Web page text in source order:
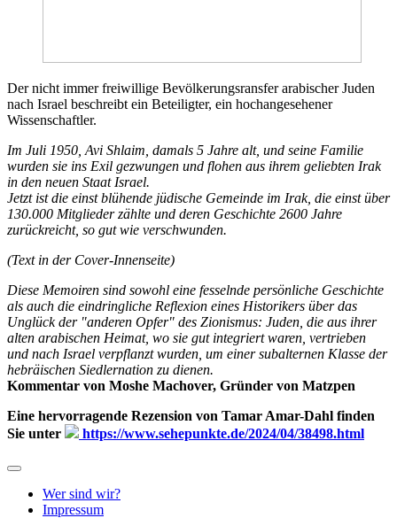
Der nicht immer freiwillige Bevölkerungsransfer arabischer Juden
nach Israel beschreibt ein Beteiligter, ein hochangesehener
Wissenschaftler.
Im Juli 1950, Avi Shlaim, damals 5 Jahre alt, und seine Familie
wurden sie ins Exil gezwungen und flohen aus ihrem geliebten Irak
in den neuen Staat Israel.
Jetzt ist die einst blühende jüdische Gemeinde im Irak, die einst über
130.000 Mitglieder zählte und deren Geschichte 2600 Jahre
zurückreicht, so gut wie verschwunden.
(Text in der Cover-Innenseite)
Diese Memoiren sind sowohl eine fesselnde persönliche Geschichte
als auch die eindringliche Reflexion eines Historikers über das
Unglück der "anderen Opfer" des Zionismus: Juden, die aus ihrer
alten arabischen Heimat, wo sie gut integriert waren, vertrieben
und nach Israel verpflanzt wurden, um einer subalternen Klasse der
hebräischen Siedlernation zu dienen.
Kommentar von Moshe Machover, Gründer von Matzpen
Eine hervorragende Rezension von Tamar Amar-Dahl finden
Sie unter
https://www.sehepunkte.de/2024/04/38498.html
Wer sind wir?
Impressum